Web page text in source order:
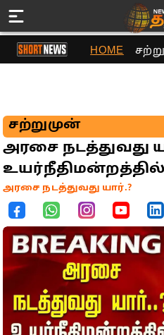
HOME
சற்றுமுன்
அரசை நடத்துவது
அரசை நடத்துவது யார்.?